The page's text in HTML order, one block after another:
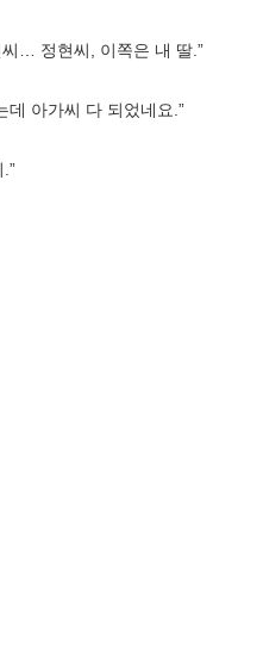
… 정현씨, 이쪽은 내 딸.”
아가씨 다 되었네요.”